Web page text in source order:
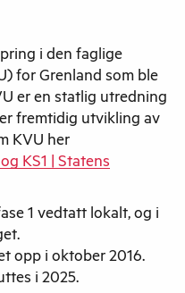
i den faglige
for Grenland som ble
er en statlig utredning
fremtidig utvikling av
KVU her
KS1 | Statens
1 vedtatt lokalt, og i
opp i oktober 2016.
i 2025.